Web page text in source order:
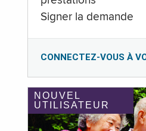
Signer la demande
CONNECTEZ-VOUS À
NOUVEL
UTILISATEUR